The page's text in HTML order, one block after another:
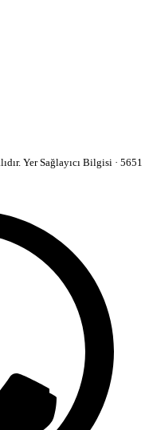
Yer Sağlayıcı Bilgisi · 5651